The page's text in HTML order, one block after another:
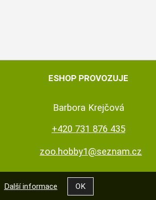
ESHOP PROVOZUJE
Barbora Krejčová
+420 731 876 435
zoo.hobby1@seznam.cz
Další informace